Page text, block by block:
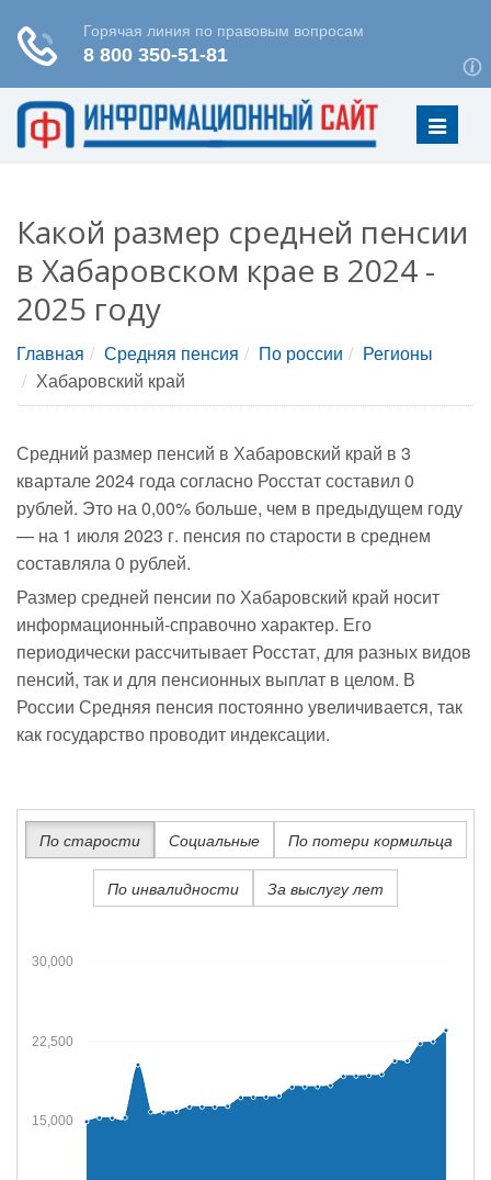
Меню
Какой размер средней пенсии
в Хабаровском крае в 2024 -
2025 году
Главная Средняя пенсия По россии
Регионы
Хабаровский край
Средний размер пенсий в Хабаровский край в 3
квартале 2024 года согласно Росстат составил 0
рублей. Это на 0,00% больше, чем в предыдущем году
— на 1 июля 2023 г. пенсия по старости в среднем
составляла 0 рублей.
Размер средней пенсии по Хабаровский край носит
информационный-справочно характер. Его
периодически рассчитывает Росстат, для разных видов
пенсий, так и для пенсионных выплат в целом. В
России Средняя пенсия постоянно увеличивается, так
как государство проводит индексации.
По старости Социальные По потери кормильца
По инвалидности За выслугу лет
15,000
22,500
30,000